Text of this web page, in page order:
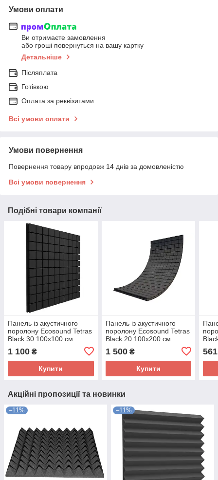
Умови оплати
Ви отримаєте замовлення
або гроші повернуться на вашу картку
Детальніше
Післяплата
Готівкою
Оплата за реквізитами
Всі умови оплати
Умови повернення
Повернення товару впродовж 14 днів за домовленістю
Всі умови повернення
Подібні товари компанії
Панель із акустичного
поролону Ecosound Tetras
Black 30 100х100 см
1 100 ₴
Купити
Панель із акустичного
поролону Ecosound Tetras
Black 20 100х200 см
1 500₴
Купити
561
Акційні пропозиції та новинки
–11% –11%